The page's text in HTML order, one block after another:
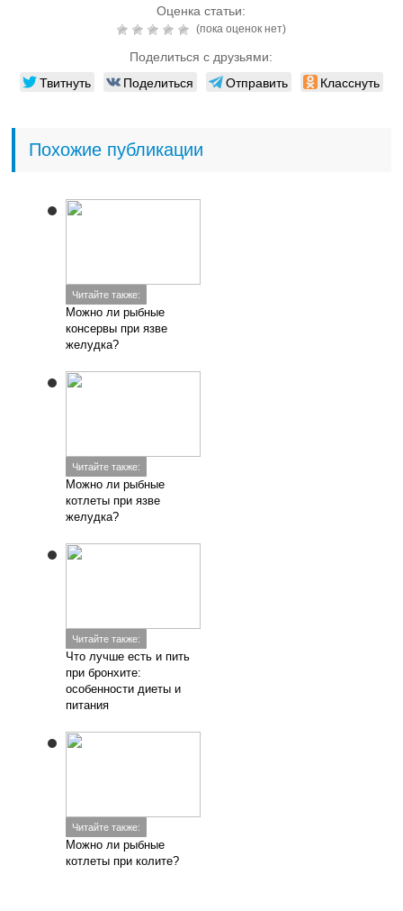
Оценка статьи:
(пока оценок нет)
Поделиться с друзьями:
Твитнуть Поделиться Отправить Класснуть
Похожие публикации
Читайте также:
Можно ли рыбные
консервы при язве
желудка?
Читайте также:
Можно ли рыбные
котлеты при язве
желудка?
Читайте также:
Что лучше есть и пить
при бронхите:
особенности диеты и
питания
Читайте также:
Можно ли рыбные
котлеты при колите?